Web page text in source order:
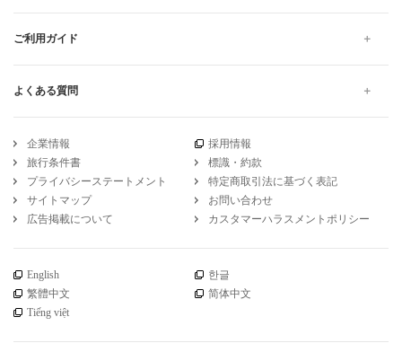
ご利用ガイド
よくある質問
企業情報
採用情報
旅行条件書
標識・約款
プライバシーステートメント
特定商取引法に基づく表記
サイトマップ
お問い合わせ
広告掲載について
カスタマーハラスメントポリシー
English
한글
繁體中文
简体中文
Tiếng việt